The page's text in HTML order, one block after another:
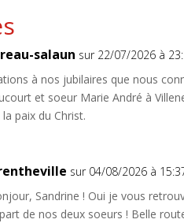
salaun sur 22/07/2026 à
à nos jubilaires que nous
et soeur Marie André à
paix du Christ.
sur 04/08/2026 à
Sandrine ! Oui je vous
de nos deux soeurs ! Belle